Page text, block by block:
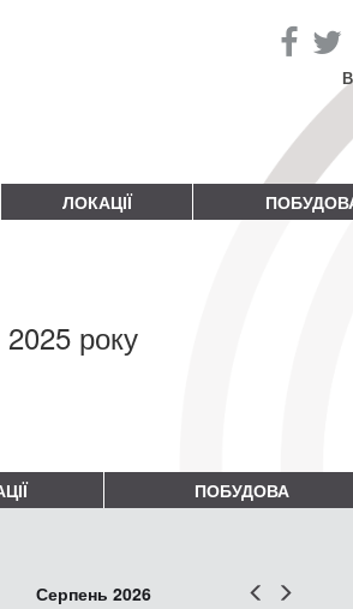
ЛОКАЦІЇ
року
ПОБУДОВА
Попер
Серпень 2026